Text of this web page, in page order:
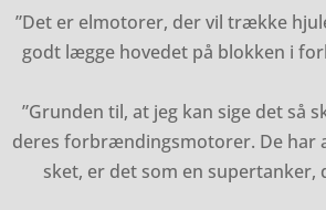
”Det er elmotorer, der vil trække
godt lægge hovedet på blokken i
”Grunden til, at jeg kan sige det så
deres forbrændingsmotorer. De har
sket, er det som en supertanker,